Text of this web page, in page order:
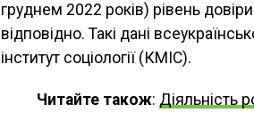
груднем 2022 років) рівень
відповідно. Такі дані
інститут соціології (КМІС).
Читайте також: Діяльність